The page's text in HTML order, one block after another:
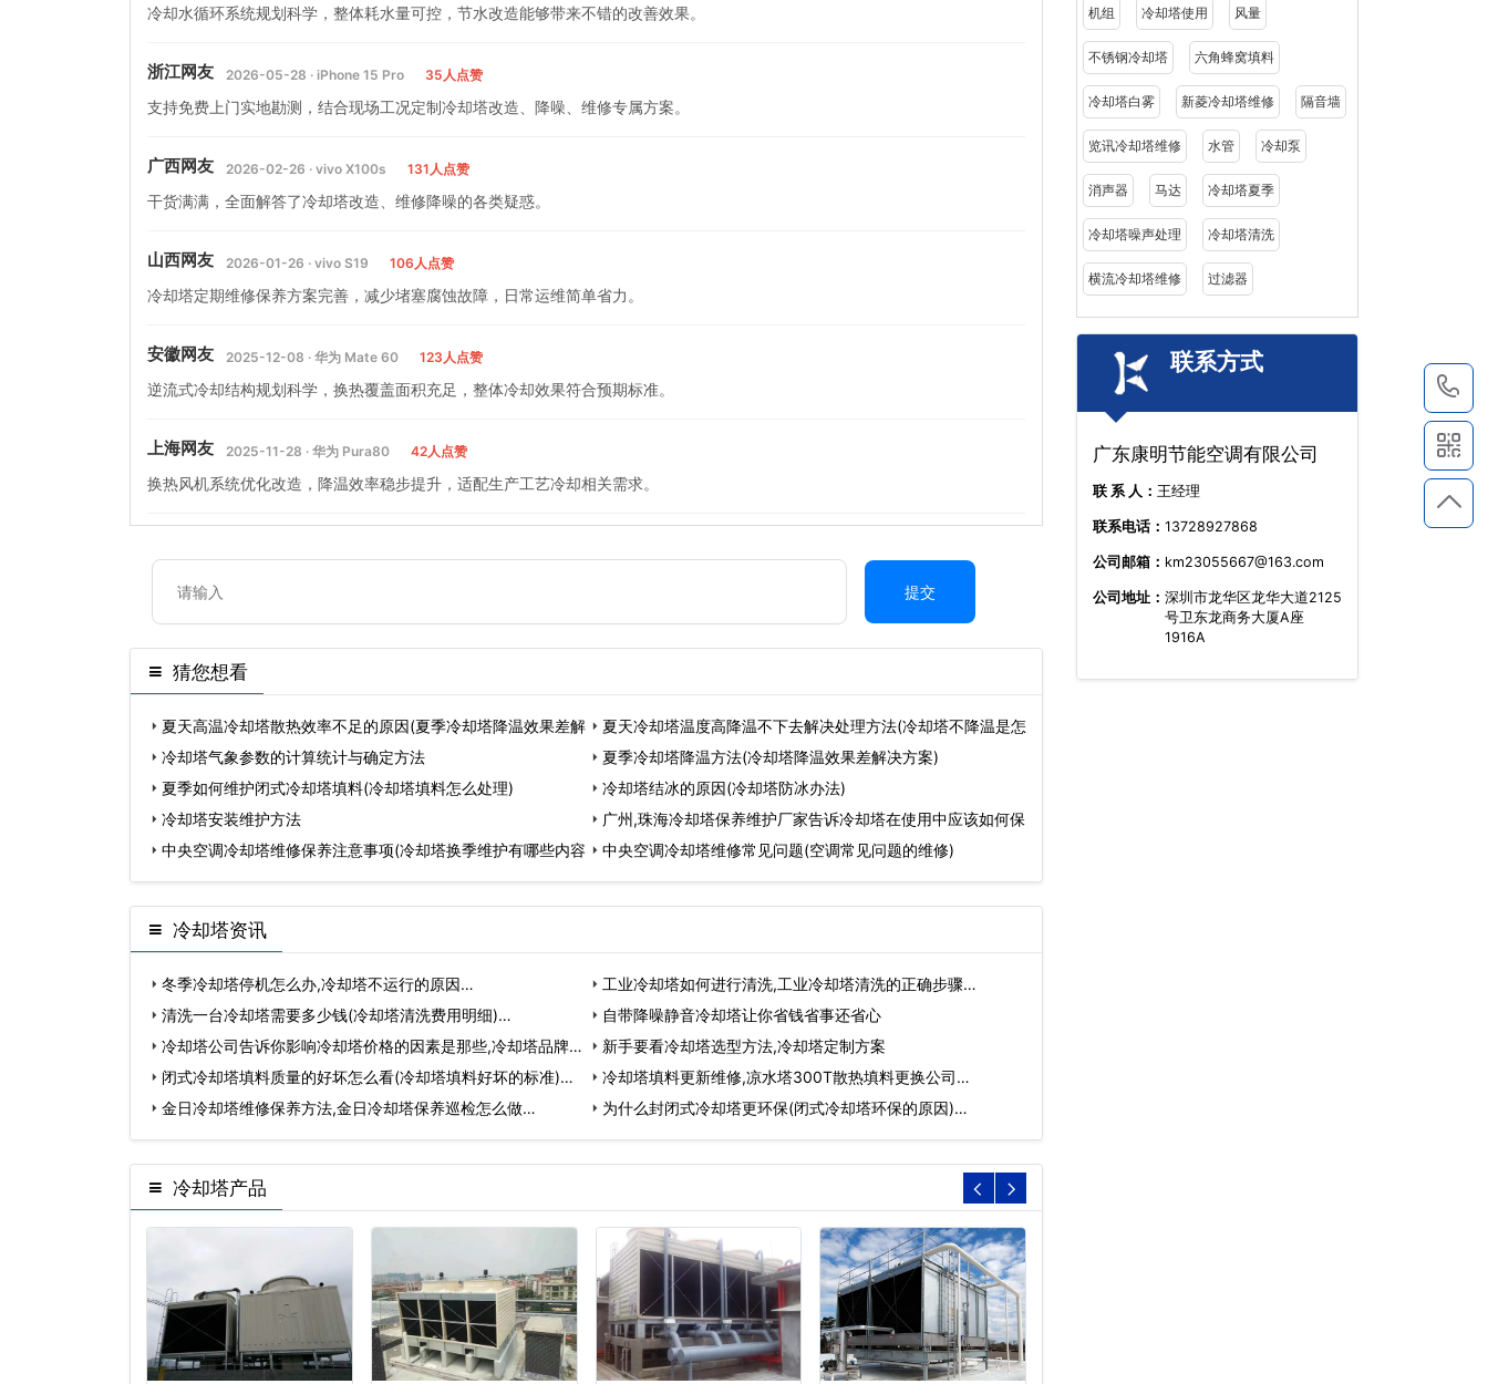
冷却水循环系统规划科学，整体耗水量可控，节水改造能够带来不错的改善效果。
浙江网友 2026-05-28 · iPhone 15 Pro 35人点赞
支持免费上门实地勘测，结合现场工况定制冷却塔改造、降噪、维修专属方案。
广西网友 2026-02-26 · vivo X100s 131人点赞
干货满满，全面解答了冷却塔改造、维修降噪的各类疑惑。
山西网友 2026-01-26 · vivo S19 106人点赞
冷却塔定期维修保养方案完善，减少堵塞腐蚀故障，日常运维简单省力。
安徽网友 2025-12-08 · 华为 Mate 60 123人点赞
逆流式冷却结构规划科学，换热覆盖面积充足，整体冷却效果符合预期标准。
上海网友 2025-11-28 · 华为 Pura80 42人点赞
换热风机系统优化改造，降温效率稳步提升，适配生产工艺冷却相关需求。
提交
猜您想看
夏天高温冷却塔散热效率不足的原因(夏季冷却塔降温效果差解
夏天冷却塔温度高降温不下去解决处理方法(冷却塔不降温是怎
冷却塔气象参数的计算统计与确定方法
夏季冷却塔降温方法(冷却塔降温效果差解决方案)
夏季如何维护闭式冷却塔填料(冷却塔填料怎么处理)
冷却塔结冰的原因(冷却塔防冰办法)
冷却塔安装维护方法
广州,珠海冷却塔保养维护厂家告诉冷却塔在使用中应该如何保
中央空调冷却塔维修保养注意事项(冷却塔换季维护有哪些内容
中央空调冷却塔维修常见问题(空调常见问题的维修)
冷却塔资讯
冬季冷却塔停机怎么办,冷却塔不运行的原因…
工业冷却塔如何进行清洗,工业冷却塔清洗的正确步骤…
清洗一台冷却塔需要多少钱(冷却塔清洗费用明细)…
自带降噪静音冷却塔让你省钱省事还省心
冷却塔公司告诉你影响冷却塔价格的因素是那些,冷却塔品牌
有…
新手要看冷却塔选型方法,冷却塔定制方案
闭式冷却塔填料质量的好坏怎么看(冷却塔填料好坏的标准)…
冷却塔填料更新维修,凉水塔300T散热填料更换公司…
金日冷却塔维修保养方法,金日冷却塔保养巡检怎么做…
为什么封闭式冷却塔更环保(闭式冷却塔环保的原因)…
冷却塔产品
机组 冷却塔使用 风量
不锈钢冷却塔 六角蜂窝填料
冷却塔白雾 新菱冷却塔维修 隔音墙
览讯冷却塔维修 水管 冷却泵
消声器 马达 冷却塔夏季
冷却塔噪声处理 冷却塔清洗
横流冷却塔维修 过滤器
联系方式
广东康明节能空调有限公司
联 系 人： 王经理
联系电话： 13728927868
公司邮箱： km23055667@163.com
公司地址： 深圳市龙华区龙华大道2125
号卫东龙商务大厦A座
1916A